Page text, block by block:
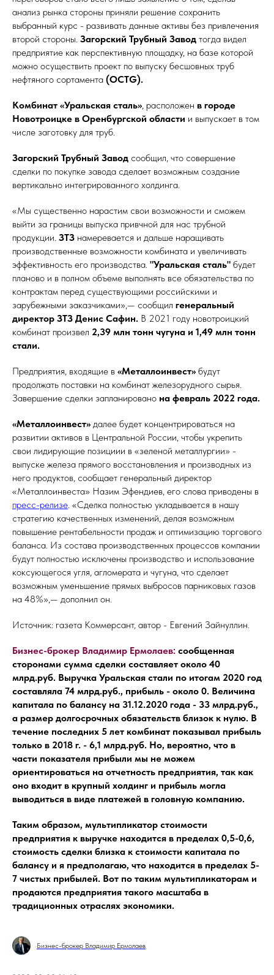
анализ рынка стороны приняли решение сохранить
выбранный курс - развивать данные активы без привлечения
второй стороны. Загорский Трубный Завод тогда видел
предприятие как перспективную площадку, на базе которой
можно осуществить проект по выпуску бесшовных труб
нефтяного сортамента (OCTG).
Комбинат «Уральская сталь», расположен в городе
Новотроицке в Оренбургской области и выпускает в том
числе заготовку для труб.
Загорский Трубный Завод сообщил, что совершение
сделки по покупке завода сделает возможным создание
вертикально интегрированного холдинга.
«Мы существенно нарастим свои возможности и сможем
выйти за границы выпуска привчной для нас трубной
продукции. ЗТЗ намеревается и дальше наращивать
производственные возможности комбината и увеличивать
эффективность его производства. "Уральская сталь" будет
планово и в полном объеме выполнять все обязательства по
контрактам перед существующими российскими и
зарубежными заказчиками»,— сообщил генеральный
директор ЗТЗ Денис Сафин. В 2021 году новотроицкий
комбинат произвел 2,39 млн тонн чугуна и 1,49 млн тонн
стали.
Предприятия, входящие в «Металлоинвест» будут
продолжать поставки на комбинат железорудного сырья.
Завершение сделки запланировано на февраль 2022 года.
«Металлоинвест» далее будет концентрироваться на
развитии активов в Центральной России, чтобы укрепить
свои лидирующие позициии в «зеленой металлургии» -
выпуске железа прямого восстановления и производных из
него продуктов, сообщает генеральный директор
«Металлоинвеста» Назим Эфендиев, его слова приводены в
пресс-релизе. «Сделка полностью укладывается в нашу
стратегию качественных изменений, делая возможным
повышение рентабельности продаж и оптимизацию торгового
баланса. Из состава производственных процессов компании
будут полностью исключены производство и использование
коксующегося угля, агломерата и чугуна, что сделает
возможным уменьшение прямых выбросов парниковых газов
на 48%»,— дополнил он.
Источник: газета Коммерсант, автор - Евгений Зайнуллин.
Бизнес-брокер Владимир Ермолаев: сообщенная
сторонами сумма сделки составляет около 40
млрд.руб. Выручка Уральская стали по итогам 2020 год
составляла 74 млрд.руб., прибыль - около 0. Величина
капитала по балансу на 31.12.2020 года - 33 млрд.руб.,
а размер долгосрочных обязательств близок к нулю. В
течение последних 5 лет комбинат показывал прибыль
только в 2018 г. - 6,1 млрд.руб. Но, вероятно, что в
части показателя прибыли мы не можем
ориентироваться на отчетность предприятия, так как
оно входит в крупный холдинг и прибыль могла
выводиться в виде платежей в головную компанию.
Таким образом, мультипликатор стоимости
предприятия к выручке находится в пределах 0,5-0,6,
стоимость сделки близка к стоимости капитала по
балансу и я предполагаю, что находится в пределах 5-
7 чистых прибылей. Вот по таким мультипликаторам и
продаются предприятия такого масштаба в
традиционных отраслях экономики.
Бизнес-брокер Владимир Ермолаев